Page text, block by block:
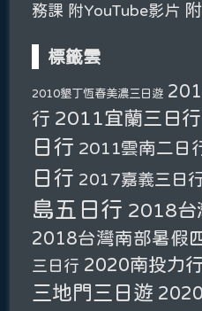
務課 附YouTube影片
標籤雲
2010墾丁恆春美濃三日遊
行 2011宜蘭三日行
日行 2011雲南二日
日行 2017嘉義三日
島五日行 2018台
2018台灣南部暑假
三日行 2020南投力
三地門三日遊